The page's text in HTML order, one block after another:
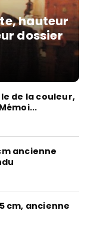
hauteur
dossier
de la couleur,
ancienne
cm, ancienne